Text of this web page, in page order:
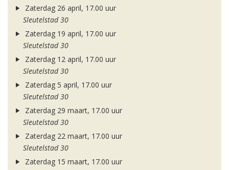
Zaterdag 26 april, 17.00 uur
Sleutelstad 30
Zaterdag 19 april, 17.00 uur
Sleutelstad 30
Zaterdag 12 april, 17.00 uur
Sleutelstad 30
Zaterdag 5 april, 17.00 uur
Sleutelstad 30
Zaterdag 29 maart, 17.00 uur
Sleutelstad 30
Zaterdag 22 maart, 17.00 uur
Sleutelstad 30
Zaterdag 15 maart, 17.00 uur